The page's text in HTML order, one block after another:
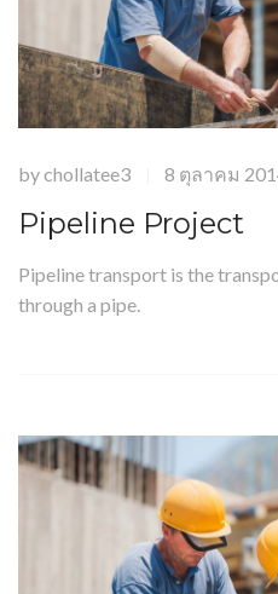
bychollatee3 8 ตุลาคม
Pipeline Project
Pipeline transport is the
through a pipe.